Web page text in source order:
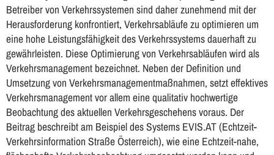
Betreiber von Verkehrssystemen sind daher zunehmend mit der
Herausforderung konfrontiert, Verkehrsabläufe zu optimieren um
eine hohe Leistungsfähigkeit des Verkehrssystems dauerhaft zu
gewährleisten. Diese Optimierung von Verkehrsabläufen wird als
Verkehrsmanagement bezeichnet. Neben der Definition und
Umsetzung von Verkehrsmanagementmaßnahmen, setzt effektives
Verkehrsmanagement vor allem eine qualitativ hochwertige
Beobachtung des aktuellen Verkehrsgeschehens voraus. Der
Beitrag beschreibt am Beispiel des Systems EVIS.AT (Echtzeit-
Verkehrsinformation Straße Österreich), wie eine Echtzeit-nahe,